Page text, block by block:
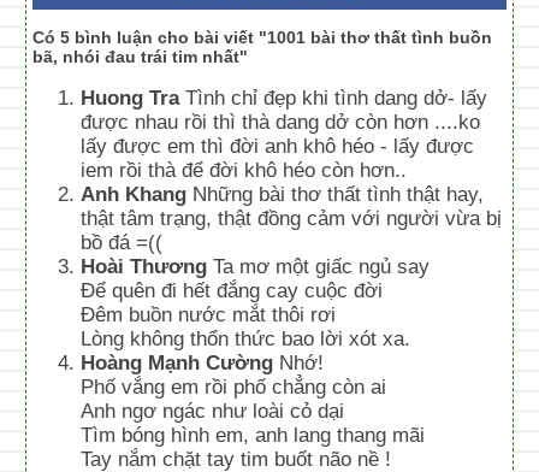
Có 5 bình luận cho bài viết "1001 bài thơ thất tình buồn
bã, nhói đau trái tim nhất"
Huong Tra Tình chỉ đẹp khi tình dang dở- lấy
được nhau rồi thì thà dang dở còn hơn ....ko
lấy được em thì đời anh khô héo - lấy được
iem rồi thà để đời khô héo còn hơn..
Anh Khang Những bài thơ thất tình thật hay,
thật tâm trạng, thật đồng cảm với người vừa bị
bồ đá =((
Hoài Thương Ta mơ một giấc ngủ say
Để quên đi hết đắng cay cuộc đời
Đêm buồn nước mắt thôi rơi
Lòng không thổn thức bao lời xót xa.
Hoàng Mạnh Cường Nhớ!
Phố vắng em rồi phố chẳng còn ai
Anh ngơ ngác như loài cỏ dại
Tìm bóng hình em, anh lang thang mãi
Tay nắm chặt tay tim buốt não nề !